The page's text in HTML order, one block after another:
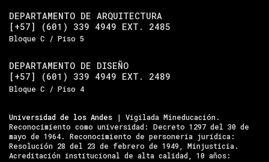
DEPARTAMENTO DE ARQUITECTURA
[+57] (601) 339 4949 EXT. 2485
Bloque C / Piso 5
DEPARTAMENTO DE DISEÑO
[+57] (601) 339 4949 EXT. 2489
Bloque C / Piso 4
Universidad de los Andes | Vigilada Mineducación.
Reconocimiento como universidad: Decreto 1297 del 30 de
mayo de 1964. Reconocimiento de personería jurídica:
Resolución 28 del 23 de febrero de 1949, Minjusticia.
Acreditación institucional de alta calidad, 10 años: